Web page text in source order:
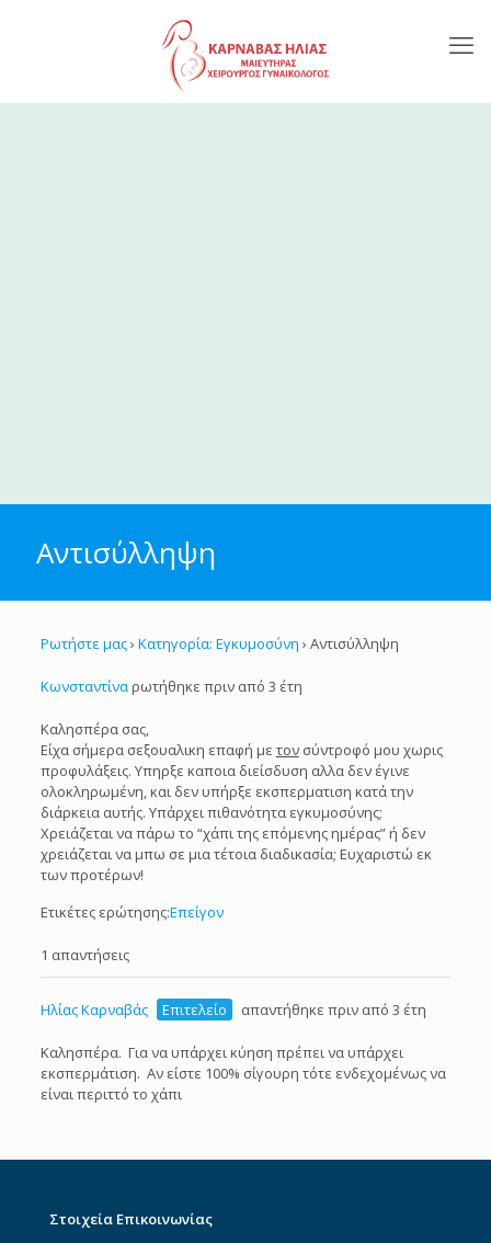
Αντισύλληψη
Ρωτήστε μας› Κατηγορία: Εγκυμοσύνη › Αντισύλληψη
Κωνσταντίναρωτήθηκε πριν από 3 έτη
Καλησπέρα σας,
Είχα σήμερα σεξουαλικη επαφή με τονσύντροφό μου χωρις
προφυλάξεις. Υπηρξε καποια διείσδυση αλλα δεν έγινε
ολοκληρωμένη, και δεν υπήρξε εκσπερματιση κατά την
διάρκεια αυτής. Υπάρχει πιθανότητα εγκυμοσύνης;
Χρειάζεται να πάρω το “χάπι της επόμενης ημέρας” ή δεν
χρειάζεται να μπω σε μια τέτοια διαδικασία; Ευχαριστώ εκ
των προτέρων!
Ετικέτες ερώτησης:Επείγον
1 απαντήσεις
Ηλίας Καρναβάς Επιτελείο απαντήθηκε πριν από 3 έτη
Καλησπέρα. Για να υπάρχει κύηση πρέπει να υπάρχει
εκσπερμάτιση. Αν είστε 100% σίγουρη τότε ενδεχομένως να
είναι περιττό το χάπι
Στοιχεία Επικοινωνίας